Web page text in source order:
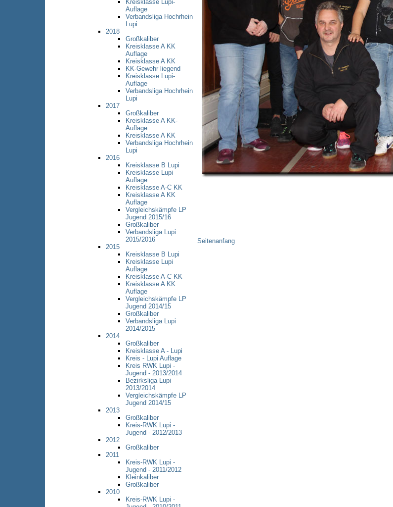
Kreisklasse Lupi-
Auflage
Verbandsliga Hochrhein
Lupi
2018
Großkaliber
Kreisklasse A KK
Auflage
Kreisklasse A KK
KK-Gewehr liegend
Kreisklasse Lupi-
Auflage
Verbandsliga Hochrhein
Lupi
2017
Großkaliber
Kreisklasse A KK-
Auflage
Kreisklasse A KK
Verbandsliga Hochrhein
Lupi
2016
Kreisklasse B Lupi
Kreisklasse Lupi
Auflage
Kreisklasse A-C KK
Kreisklasse A KK
Auflage
Vergleichskämpfe LP
Jugend 2015/16
Großkaliber
Verbandsliga Lupi
2015/2016
2015
Kreisklasse B Lupi
Kreisklasse Lupi
Auflage
Kreisklasse A-C KK
Kreisklasse A KK
Auflage
Vergleichskämpfe LP
Jugend 2014/15
Großkaliber
Verbandsliga Lupi
2014/2015
2014
Großkaliber
Kreisklasse A - Lupi
Kreis - Lupi Auflage
Kreis RWK Lupi -
Jugend - 2013/2014
Bezirksliga Lupi
2013/2014
Vergleichskämpfe LP
Jugend 2014/15
2013
Großkaliber
Kreis-RWK Lupi -
Jugend - 2012/2013
2012
Großkaliber
2011
Kreis-RWK Lupi -
Jugend - 2011/2012
Kleinkaliber
Großkaliber
2010
Kreis-RWK Lupi -
Seitenanfang